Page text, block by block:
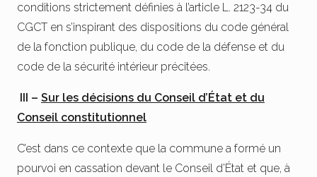
conditions strictement définies à l’article L. 2123-34 du
CGCT en s’inspirant des dispositions du code général
de la fonction publique, du code de la défense et du
code de la sécurité intérieur précitées.
III – Sur les décisions du Conseil d’État et du
Conseil constitutionnel
C’est dans ce contexte que la commune a formé un
pourvoi en cassation devant le Conseil d’État et que, à